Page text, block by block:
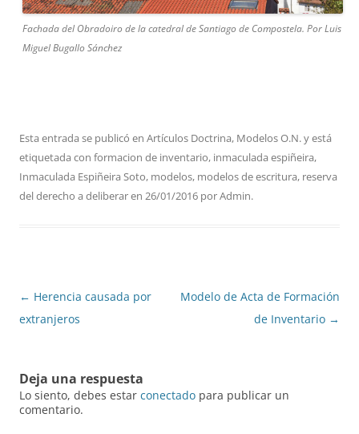
Fachada del Obradoiro de la catedral de Santiago de Compostela. Por Luis
Miguel Bugallo Sánchez
Esta entrada se publicó en Artículos Doctrina, Modelos O.N.y está
etiquetada con formacion de inventario, inmaculada espiñeira,
Inmaculada Espiñeira Soto, modelos, modelos de escritura, reserva
del derecho a deliberaren 26/01/2016 porAdmin.
Navegación
de
← Herencia causada por
extranjeros
Modelo de Acta de Formación
de Inventario →
Deja una respuesta
Lo siento, debes estar conectado para publicar un
comentario.